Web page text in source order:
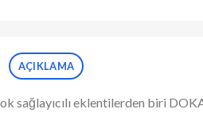
AÇIKLAMA
eklentilerden biri